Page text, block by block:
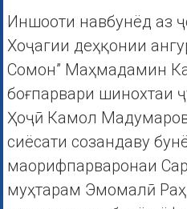
Иншооти навбунёд аз
Хоҷагии деҳқонии
Сомон” Маҳмадамин
боғпарвари шинохтаи
Ҳоҷӣ Камол
сиёсати созандаву
маорифпарваронаи
муҳтарам Эмомалӣ